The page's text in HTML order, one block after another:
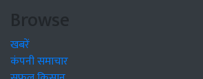
Browse
खबरें
कंपनी समाचार